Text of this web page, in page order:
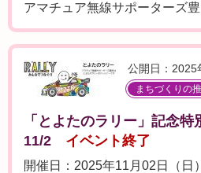
アマチュア無線サポーターズ豊
公開日：2025
まちづくりの
「とよたのラリー」記念
11/2
イベント終了
開催日：2025年11月02日（日）